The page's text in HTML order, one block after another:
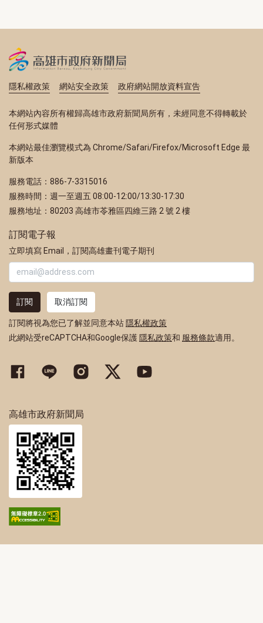
隱私權政策 網站安全政策 政府網站開放資料宣告
本網站內容所有權歸高雄市政府新聞局所有，未經同意不得轉載於
任何形式媒體
本網站最佳瀏覽模式為 Chrome/Safari/Firefox/Microsoft Edge 最
新版本
服務電話：886-7-3315016
服務時間：週一至週五 08:00-12:00/13:30-17:30
服務地址：80203 高雄市苓雅區四維三路 2 號 2 樓
訂閱電子報
立即填寫 Email，訂閱高雄畫刊電子期刊
訂閱 取消訂閱
訂閱將視為您已了解並同意本站隱私權政策
此網站受reCAPTCHA和Google保護隱私政策和 服務條款適用。
高雄市政府新聞局Facebook粉絲專頁
高雄市政府Line官方帳號
高雄市政府Instagram官方帳號
高雄市政府Twitter官方帳號
高雄市政府Youtube頻道
高雄市政府新聞局